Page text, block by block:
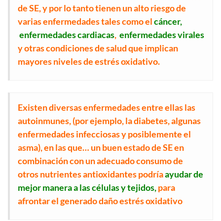
de SE, y por lo tanto tienen un alto riesgo de
varias enfermedades tales como elcáncer,
enfermedades cardiacas, enfermedades virales
y otras condiciones de salud que implican
mayores niveles de estrés oxidativo.
Existen diversas enfermedades entre ellas las
autoinmunes, (por ejemplo, la diabetes, algunas
enfermedades infecciosas y posiblemente el
asma), en las que… un buen estado de SE en
combinación con un adecuado consumo de
otros nutrientes antioxidantes podríaayudar de
mejor manera a las células y tejidos,para
afrontar el generado daño estrés oxidativo